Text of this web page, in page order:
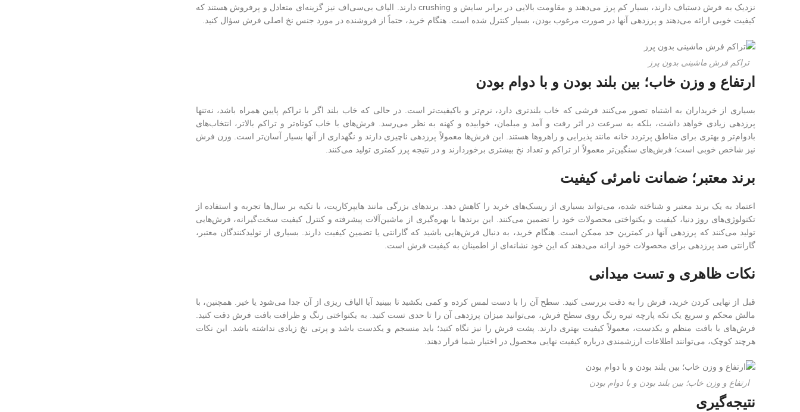
نزدیک به فرش دستباف دارند، بسیار کم پرز می‌دهند و مقاومت بالایی در برابر سایش و crushing دارند. الیاف بی‌سی‌اف نیز گزینه‌ای متعادل و پرفروش هستند که
کیفیت خوبی ارائه می‌دهند و پرزدهی آنها در صورت مرغوب بودن، بسیار کنترل شده است. هنگام خرید، حتماً از فروشنده در مورد جنس نخ اصلی فرش سؤال کنید.
تراکم فرش ماشینی بدون پرز
ارتفاع و وزن خاب؛ بین بلند بودن و با دوام بودن
بسیاری از خریداران به اشتباه تصور می‌کنند فرشی که خاب بلندتری دارد، نرم‌تر و باکیفیت‌تر است. در حالی که خاب بلند اگر با تراکم پایین همراه باشد، نه‌تنها
پرزدهی زیادی خواهد داشت، بلکه به سرعت در اثر رفت و آمد و مبلمان، خوابیده و کهنه به نظر می‌رسد. فرش‌های با خاب کوتاه‌تر و تراکم بالاتر، انتخاب‌های
بادوام‌تر و بهتری برای مناطق پرتردد خانه مانند پذیرایی و راهروها هستند. این فرش‌ها معمولاً پرزدهی ناچیزی دارند و نگهداری از آنها بسیار آسان‌تر است. وزن فرش
نیز شاخص خوبی است؛ فرش‌های سنگین‌تر معمولاً از تراکم و تعداد نخ بیشتری برخوردارند و در نتیجه پرز کمتری تولید می‌کنند.
برند معتبر؛ ضمانت نامرئی کیفیت
اعتماد به یک برند معتبر و شناخته شده، می‌تواند بسیاری از ریسک‌های خرید را کاهش دهد. برندهای بزرگی مانند هایپرکارپت، با تکیه بر سال‌ها تجربه و استفاده از
تکنولوژی‌های روز دنیا، کیفیت و یکنواختی محصولات خود را تضمین می‌کنند. این برندها با بهره‌گیری از ماشین‌آلات پیشرفته و کنترل کیفیت سخت‌گیرانه، فرش‌هایی
تولید می‌کنند که پرزدهی آنها در کمترین حد ممکن است. هنگام خرید، به دنبال فرش‌هایی باشید که گارانتی یا تضمین کیفیت دارند. بسیاری از تولیدکنندگان معتبر،
گارانتی ضد پرزدهی برای محصولات خود ارائه می‌دهند که این خود نشانه‌ای از اطمینان به کیفیت فرش است.
نکات ظاهری و تست میدانی
قبل از نهایی کردن خرید، فرش را به دقت بررسی کنید. سطح آن را با دست لمس کرده و کمی بکشید تا ببینید آیا الیاف ریزی از آن جدا می‌شود یا خیر. همچنین، با
مالش محکم و سریع یک تکه پارچه تیره رنگ روی سطح فرش، می‌توانید میزان پرزدهی آن را تا حدی تست کنید. به یکنواختی رنگ و ظرافت بافت فرش دقت کنید.
فرش‌های با بافت منظم و یکدست، معمولاً کیفیت بهتری دارند. پشت فرش را نیز نگاه کنید؛ باید منسجم و یکدست باشد و پرتی نخ زیادی نداشته باشد. این نکات
هرچند کوچک، می‌توانند اطلاعات ارزشمندی درباره کیفیت نهایی محصول در اختیار شما قرار دهند.
ارتفاع و وزن خاب؛ بین بلند بودن و با دوام بودن
نتیجه‌گیری